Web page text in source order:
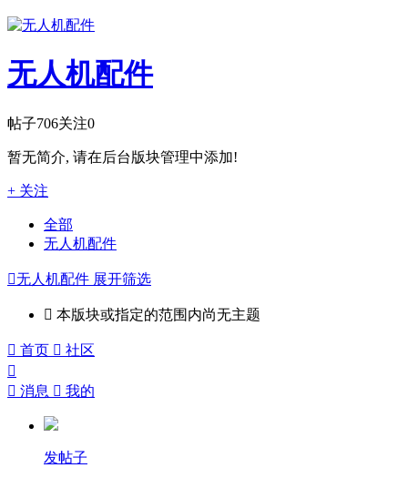
无人机配件
帖子706关注0
暂无简介, 请在后台版块管理中添加!
+ 关注
全部
无人机配件
无人机配件 展开筛选
 本版块或指定的范围内尚无主题
 首页  社区

 消息  我的
发帖子